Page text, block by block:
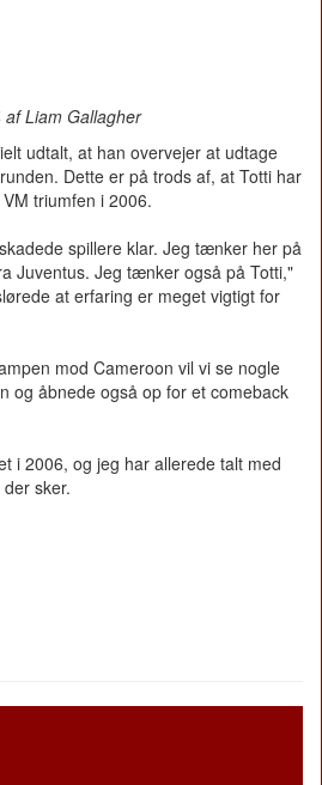
Liam Gallagher
udtalt, at han overvejer at udtage
Dette er på trods af, at Totti har
triumfen i 2006.
spillere klar. Jeg tænker her på
Juventus. Jeg tænker også på Totti,"
at erfaring er meget vigtigt for
mod Cameroon vil vi se nogle
og åbnede også op for et comeback
i 2006, og jeg har allerede talt med
sker.